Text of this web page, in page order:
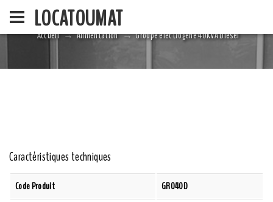
LOCATOUMAT
Accueil Alimentation Groupe électrogène 40KVA Diesel
Caractéristiques techniques
Code Produit
GRO40D